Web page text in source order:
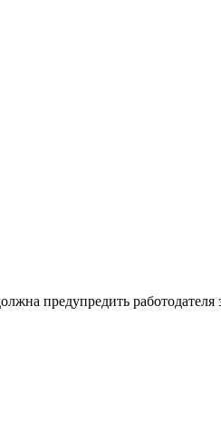
предупредить